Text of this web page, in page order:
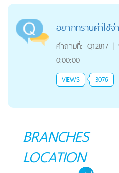
อยากทราบค่าใช้จ่
คำถามที่: Q12817 |
0:00:00
VIEWS 3076
BRANCHES
LOCATION